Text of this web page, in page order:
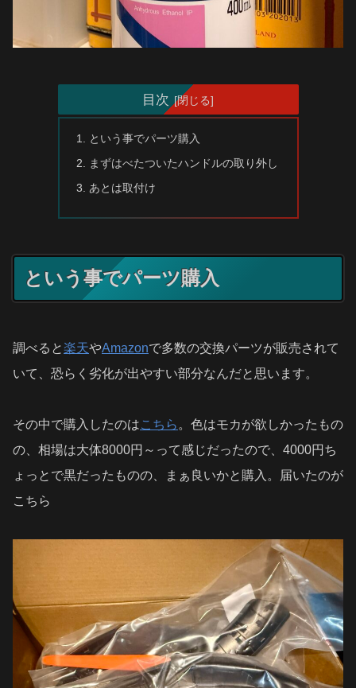
目次
という事でパーツ購入
まずはべたついたハンドルの取り外し
あとは取付け
という事でパーツ購入
調べると楽天やAmazonで多数の交換パーツが販売されて
いて、恐らく劣化が出やすい部分なんだと思います。
その中で購入したのはこちら 。色はモカが欲しかったもの
の、相場は大体8000円～って感じだったので、4000円ち
ょっとで黒だったものの、まぁ良いかと購入。届いたのが
こちら